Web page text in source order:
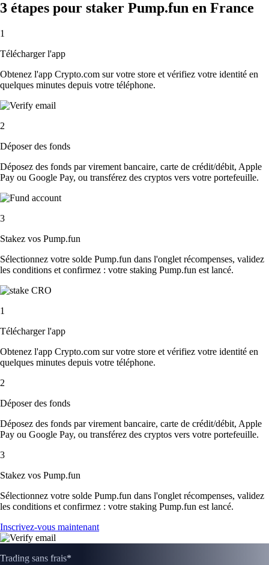
3 étapes pour staker Pump.fun en France
1
Télécharger l'app
Obtenez l'app Crypto.com sur votre store et vérifiez votre identité en
quelques minutes depuis votre téléphone.
2
Déposer des fonds
Déposez des fonds par virement bancaire, carte de crédit/débit, Apple
Pay ou Google Pay, ou transférez des cryptos vers votre portefeuille.
3
Stakez vos Pump.fun
Sélectionnez votre solde Pump.fun dans l'onglet récompenses, validez
les conditions et confirmez : votre staking Pump.fun est lancé.
1
Télécharger l'app
Obtenez l'app Crypto.com sur votre store et vérifiez votre identité en
quelques minutes depuis votre téléphone.
2
Déposer des fonds
Déposez des fonds par virement bancaire, carte de crédit/débit, Apple
Pay ou Google Pay, ou transférez des cryptos vers votre portefeuille.
3
Stakez vos Pump.fun
Sélectionnez votre solde Pump.fun dans l'onglet récompenses, validez
les conditions et confirmez : votre staking Pump.fun est lancé.
Inscrivez-vous maintenant
Trading sans frais*